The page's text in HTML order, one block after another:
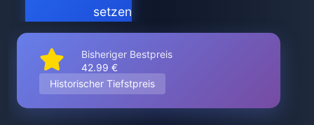
setzen
Bisheriger Bestpreis
42.99 €
Historischer Tiefstpreis